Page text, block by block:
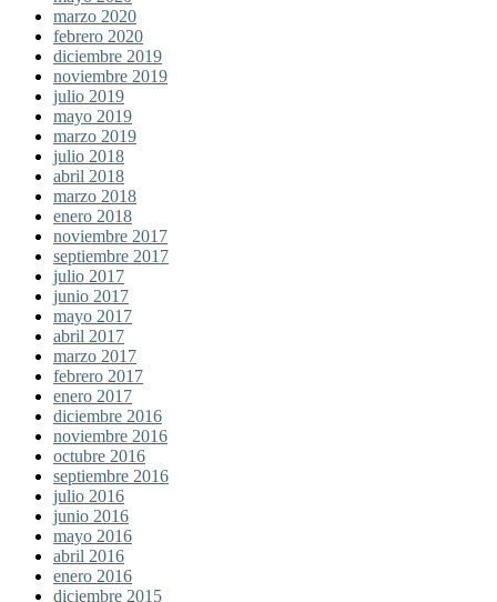
marzo 2020
febrero 2020
diciembre 2019
noviembre 2019
julio 2019
mayo 2019
marzo 2019
julio 2018
abril 2018
marzo 2018
enero 2018
noviembre 2017
septiembre 2017
julio 2017
junio 2017
mayo 2017
abril 2017
marzo 2017
febrero 2017
enero 2017
diciembre 2016
noviembre 2016
octubre 2016
septiembre 2016
julio 2016
junio 2016
mayo 2016
abril 2016
enero 2016
diciembre 2015